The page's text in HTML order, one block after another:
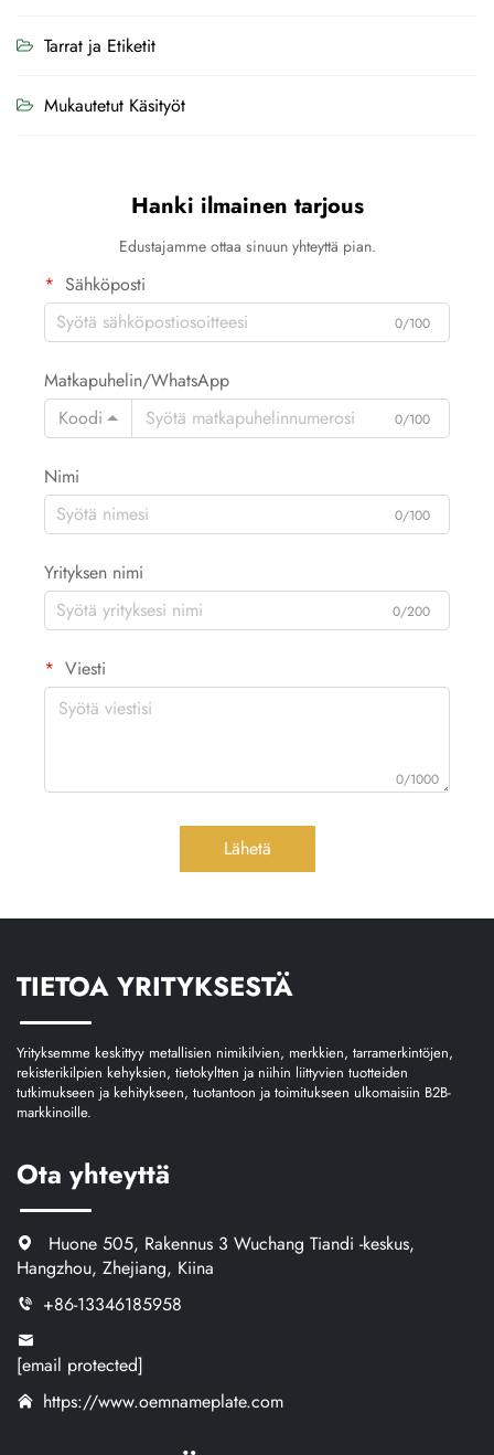
Tarrat ja Etiketit
Mukautetut Käsityöt
Hanki ilmainen tarjous
Edustajamme ottaa sinuun yhteyttä pian.
Sähköposti
0/100
Matkapuhelin/WhatsApp
Koodi
0/100
Nimi
0/100
Yrityksen nimi
0/200
Viesti
0/1000
Lähetä
TIETOA YRITYKSESTÄ
Yrityksemme keskittyy metallisien nimikilvien, merkkien, tarramerkintöjen,
rekisterikilpien kehyksien, tietokyltten ja niihin liittyvien tuotteiden
tutkimukseen ja kehitykseen, tuotantoon ja toimitukseen ulkomaisiin B2B-
markkinoille.
Ota yhteyttä
Huone 505, Rakennus 3 Wuchang Tiandi -keskus,
Hangzhou, Zhejiang, Kiina
+86-13346185958
[email protected]
https://www.oemnameplate.com